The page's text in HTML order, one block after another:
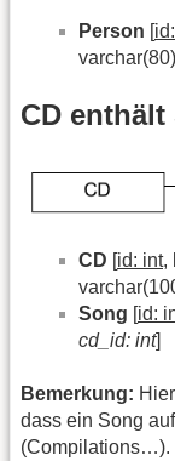
Person [
CD enthält
CD [id: int,
Song [id:
cd_id: int]
Bemerkung:
dass ein Song
(Compilations…).